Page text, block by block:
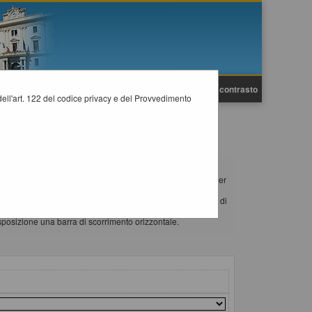
Alto contrasto
122 del codice privacy e del Provvedimento
2023.
un'occorrenza, è disponibile sul campo CIG il link per
per scorrere la stessa in senso orizzontale, si consiglia di
una barra di scorrimento orizzontale.